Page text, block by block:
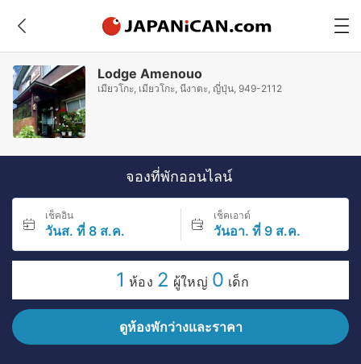
Lodge Amenouo
เมียวโกะ, เมียวโกะ, นีงาตะ, ญี่ปุ่น, 949-2112
จองที่พักออนไลน์
เช็คอิน
วันส. ที่ 8 ส.ค.
เช็คเอาต์
วันอา. ที่ 9 ส.ค.
1 ห้อง 2 ผู้ใหญ่ 0 เด็ก
ดูห้องพักว่างและราคา